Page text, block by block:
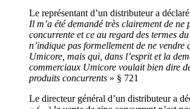
Le représentant d’un distributeur a
Il m’a été demandé très clairement de ne
concurrente et ce au regard des termes
n’indique pas formellement de ne vendre
Umicore, mais qui, dans l’esprit et la
commerciaux Umicore voulait bien dire
produits concurrents » § 721
Le directeur général d’un distributeur a